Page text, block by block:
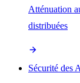
Atténuation
distribuées
Sécurité des